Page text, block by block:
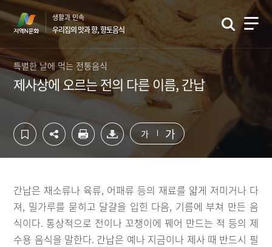
컨
텐
영
역
하
단
역
바
생활과 민속
우리집의 맛과 향, 향토음식
특별한 날에 먹는 전통음식
제사상에 오르는 전의 다른 이름, 간납
가 가
간납은 채소류나 육류, 어패류 등의 재료를 얇게 저미거나 다
져, 밀가루를 묻히고 달걀을 입힌 다음, 기름에 부쳐 만든 음
식이다. 통상적으로 전이나 꼬챙이에 꿰어 만드는 적 등의 제
수용 음식을 말한다. 간납은 예나 지금이나 제사 때 반드시 필